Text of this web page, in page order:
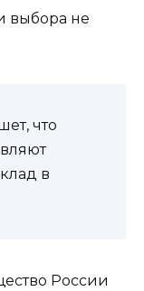
выбора не
что
в
России